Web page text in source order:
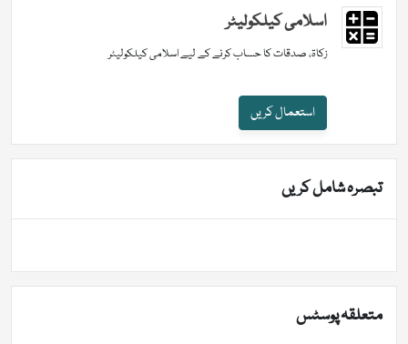
اسلامی کیلکولیٹر
زکاۃ، صدقات کا حساب کرنے کے لیے اسلامی کیلکولیٹر
استعمال کریں
تبصرہ شامل کریں
متعلقہ پوسٹس